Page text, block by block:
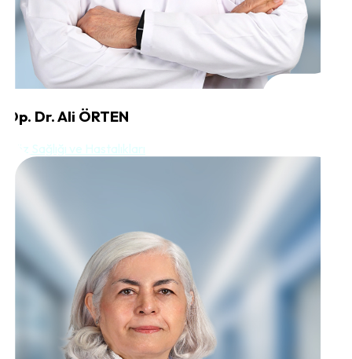
Op. Dr. Ali ÖRTEN
Göz Sağlığı ve Hastalıkları